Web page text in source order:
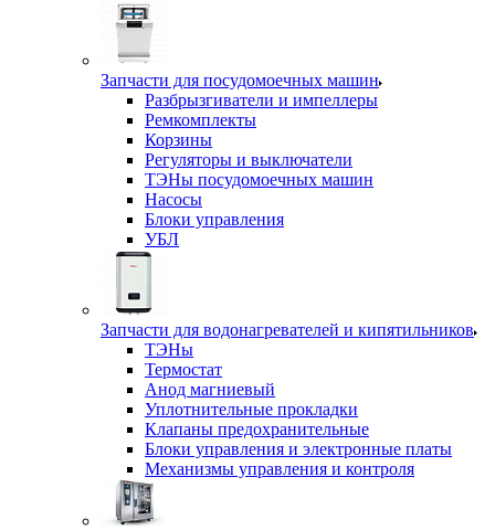
Запчасти для посудомоечных машин
Разбрызгиватели и импеллеры
Ремкомплекты
Корзины
Регуляторы и выключатели
ТЭНы посудомоечных машин
Насосы
Блоки управления
УБЛ
Запчасти для водонагревателей и кипятильников
ТЭНы
Термостат
Анод магниевый
Уплотнительные прокладки
Клапаны предохранительные
Блоки управления и электронные платы
Механизмы управления и контроля